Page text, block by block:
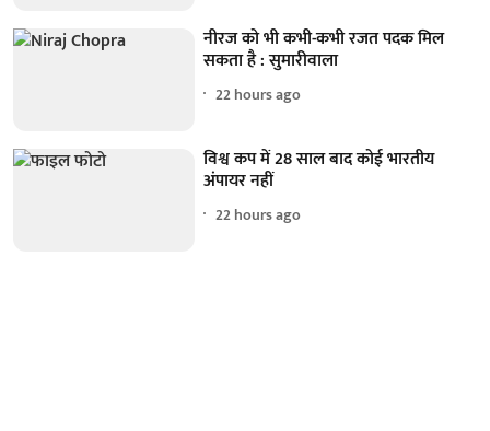
नीरज को भी कभी-कभी रजत पदक मिल
सकता है : सुमारीवाला
22 hours ago
विश्व कप में 28 साल बाद कोई भारतीय
अंपायर नहीं
22 hours ago